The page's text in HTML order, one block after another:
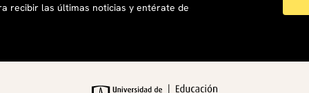
recibir las últimas noticias y entérate de